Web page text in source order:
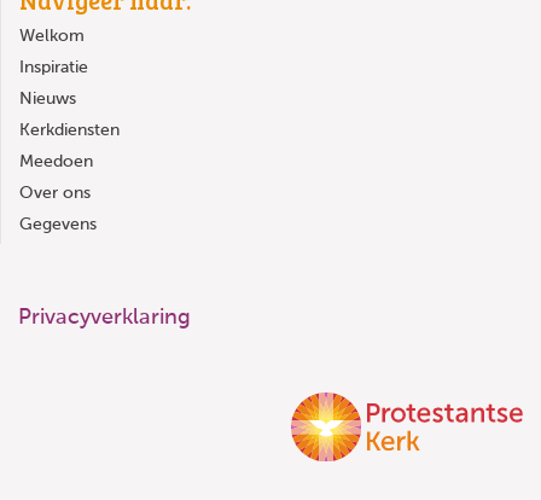
Welkom
Inspiratie
Nieuws
Kerkdiensten
Meedoen
Over ons
Gegevens
Privacyverklaring